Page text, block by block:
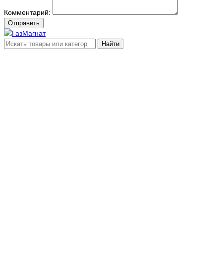
Комментарий:
Отправить
Найти